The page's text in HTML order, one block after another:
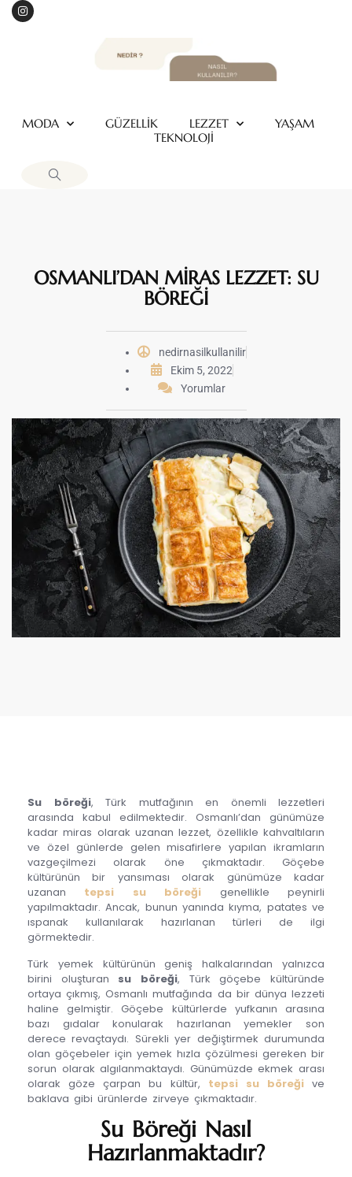
MODA GÜZELLİK LEZZET
YAŞAM
TEKNOLOJİ
OSMANLI’DAN MİRAS LEZZET: SU
BÖREĞİ
nedirnasilkullanilir
Ekim 5, 2022
Yorumlar
Su böreği, Türk mutfağının en önemli lezzetleri
arasında kabul edilmektedir. Osmanlı’dan günümüze
kadar miras olarak uzanan lezzet, özellikle kahvaltıların
ve özel günlerde gelen misafirlere yapılan ikramların
vazgeçilmezi olarak öne çıkmaktadır. Göçebe
kültürünün bir yansıması olarak günümüze kadar
uzanan tepsi su böreği genellikle peynirli
yapılmaktadır. Ancak, bunun yanında kıyma, patates ve
ıspanak kullanılarak hazırlanan türleri de ilgi
görmektedir.
Türk yemek kültürünün geniş halkalarından yalnızca
birini oluşturan su böreği, Türk göçebe kültüründe
ortaya çıkmış, Osmanlı mutfağında da bir dünya lezzeti
haline gelmiştir. Göçebe kültürlerde yufkanın arasına
bazı gıdalar konularak hazırlanan yemekler son
derece revaçtaydı. Sürekli yer değiştirmek durumunda
olan göçebeler için yemek hızla çözülmesi gereken bir
sorun olarak algılanmaktaydı. Günümüzde ekmek arası
olarak göze çarpan bu kültür, tepsi su böreğive
baklava gibi ürünlerde zirveye çıkmaktadır.
Su Böreği Nasıl
Hazırlanmaktadır?